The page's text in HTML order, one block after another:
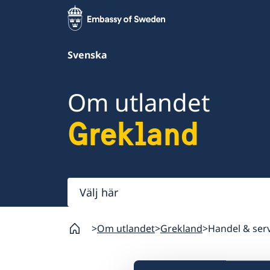
Svenska
Om utlandet
Grekland
Välj
här
Om utlandet Grekland Handel &